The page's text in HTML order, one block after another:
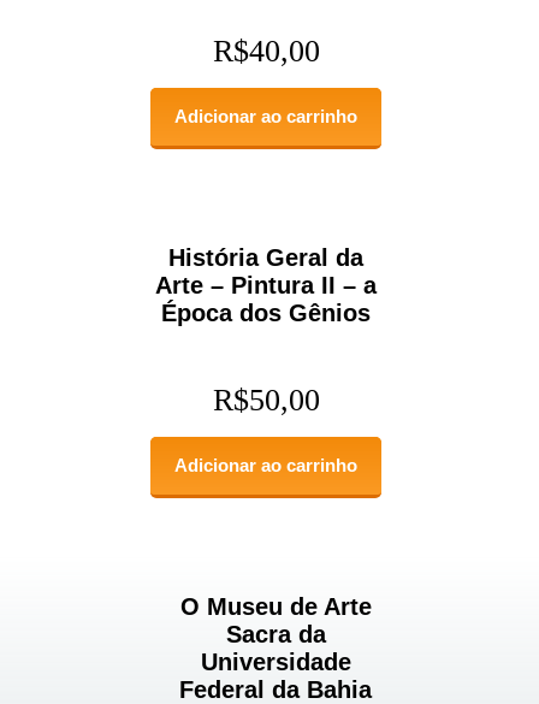
R$40,00
Adicionar ao carrinho
História Geral da
Arte – Pintura II – a
Época dos Gênios
R$50,00
Adicionar ao carrinho
O Museu de Arte
Sacra da
Universidade
Federal da Bahia